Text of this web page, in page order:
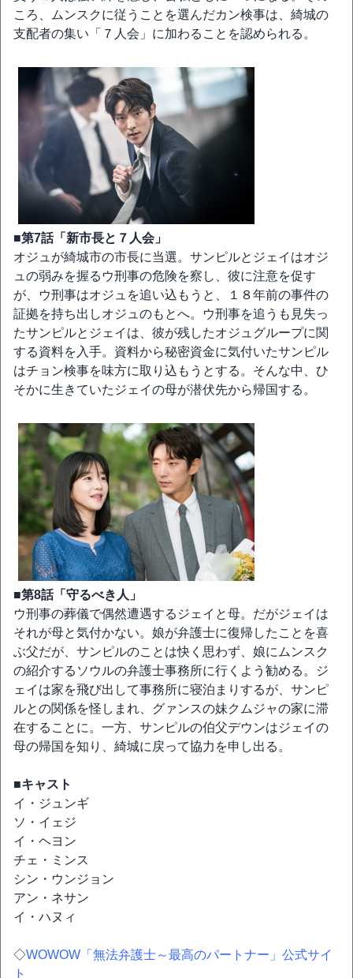
ころ、ムンスクに従うことを選んだカン検事は、綺城の
支配者の集い「７人会」に加わることを認められる。
■第7話「新市長と７人会」
オジュが綺城市の市長に当選。サンピルとジェイはオジ
ュの弱みを握るウ刑事の危険を察し、彼に注意を促す
が、ウ刑事はオジュを追い込もうと、１８年前の事件の
証拠を持ち出しオジュのもとへ。ウ刑事を追うも見失っ
たサンピルとジェイは、彼が残したオジュグループに関
する資料を入手。資料から秘密資金に気付いたサンピル
はチョン検事を味方に取り込もうとする。そんな中、ひ
そかに生きていたジェイの母が潜伏先から帰国する。
■第8話「守るべき人」
ウ刑事の葬儀で偶然遭遇するジェイと母。だがジェイは
それが母と気付かない。娘が弁護士に復帰したことを喜
ぶ父だが、サンピルのことは快く思わず、娘にムンスク
の紹介するソウルの弁護士事務所に行くよう勧める。ジ
ェイは家を飛び出して事務所に寝泊まりするが、サンピ
ルとの関係を怪しまれ、グァンスの妹クムジャの家に滞
在することに。一方、サンピルの伯父デウンはジェイの
母の帰国を知り、綺城に戻って協力を申し出る。
■キャスト
イ・ジュンギ
ソ・イェジ
イ・ヘヨン
チェ・ミンス
シン・ウンジョン
アン・ネサン
イ・ハヌィ
◇WOWOW「無法弁護士～最高のパートナー」公式サイ
ト